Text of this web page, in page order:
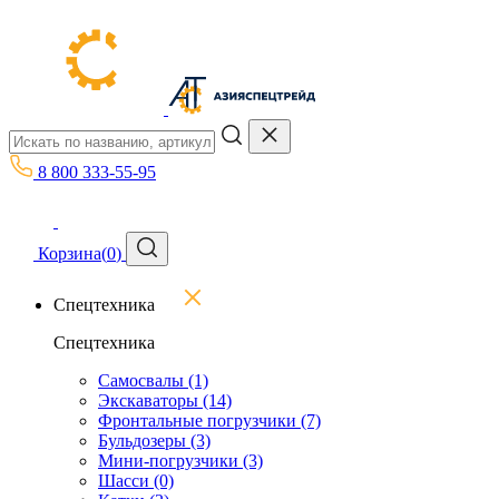
8 800 333-55-95
Корзина(0)
Спецтехника
Спецтехника
Самосвалы (1)
Экскаваторы (14)
Фронтальные погрузчики (7)
Бульдозеры (3)
Мини-погрузчики (3)
Шасси (0)